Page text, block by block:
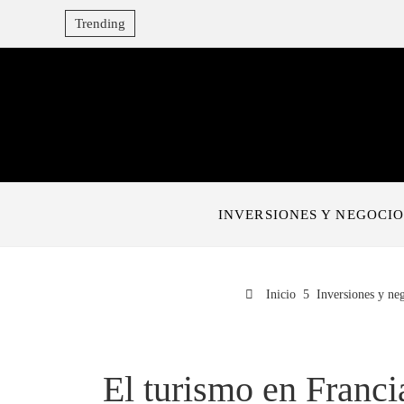
Trending
INVERSIONES Y
Inicio Inversiones y
El turismo en